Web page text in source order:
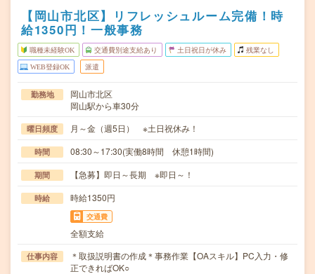
【岡山市北区】リフレッシュルーム完備！時
給1350円！一般事務
職種未経験OK 交通費別途支給あり 土日祝日が休み 残業なし
WEB登録OK 派遣
勤務地
岡山市北区
岡山駅から車30分
曜日頻度 月～金（週5日） ※土日祝休み！
時間 08:30～17:30(実働8時間 休憩1時間)
期間 【急募】即日～長期 ※即日～！
時給 時給1350円
交通費
全額支給
仕事内容
＊取扱説明書の作成＊事務作業【OAスキル】PC入力・修
正できればOK○